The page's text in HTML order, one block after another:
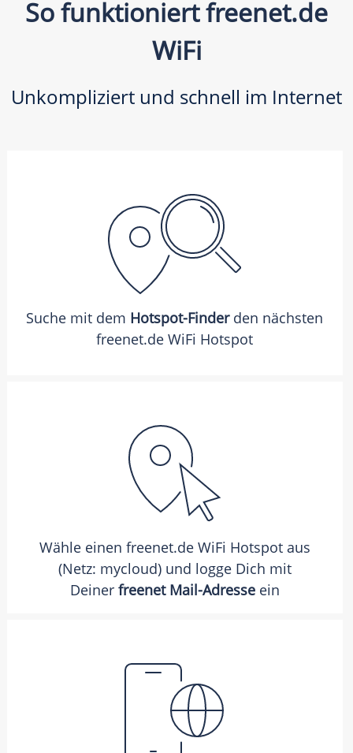
So funktioniert freenet.de
WiFi
Unkompliziert und schnell im Internet
Suche mit dem Hotspot-Finderden nächsten
freenet.de WiFi Hotspot
Wähle einen freenet.de WiFi Hotspot aus
(Netz: mycloud) und logge Dich mit
Deiner freenet Mail-Adresseein